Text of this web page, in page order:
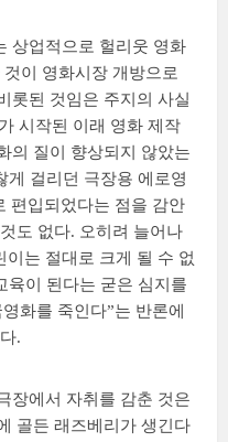
상업적으로 헐리웃 영화
이 영화시장 개방으로
롯된 것임은 주지의 사실
시작된 이래 영화 제작
의 질이 향상되지 않았는
게 걸리던 극장용 에로영
편입되었다는 점을 감안
도 없다. 오히려 늘어나
이는 절대로 크게 될 수 없
육이 된다는 굳은 심지를
화를 죽인다”는 반론에
.
장에서 자취를 감춘 것은
골든 래즈베리가 생긴다